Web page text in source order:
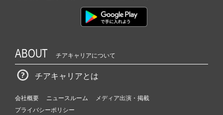
ABOUT チアキャリアについて
チアキャリアとは
会社概要 ニュースルーム
メディア出演・掲載
プライバシーポリシー